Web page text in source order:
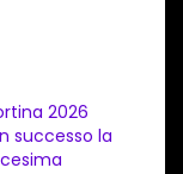
2026
successo la